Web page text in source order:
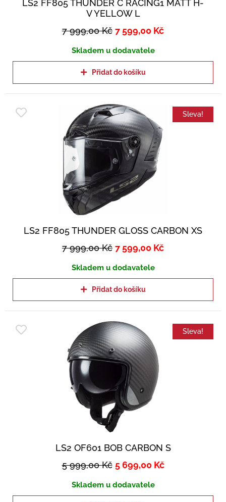
LS2 FF805 THUNDER C RACING1 MATT H-
V YELLOW L
7 999,00Kč 7 599,00 Kč
Skladem u dodavatele
Přidat do košíku
Sleva!
LS2 FF805 THUNDER GLOSS CARBON XS
7 999,00Kč 7 599,00 Kč
Skladem u dodavatele
Přidat do košíku
Sleva!
LS2 OF601 BOB CARBON S
5 999,00Kč 5 699,00 Kč
Skladem u dodavatele